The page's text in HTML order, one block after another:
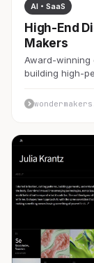
AI・SaaS
High-End
Makers
Award-winning
building high-